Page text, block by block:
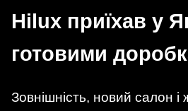
Hilux приїхав у
готовими
Зовнішність, новий салон